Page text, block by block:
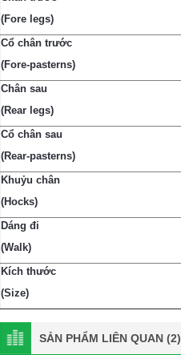
(Fore legs)
Cổ chân trước
(Fore-pasterns)
Chân sau
(Rear legs)
Cổ chân sau
(Rear-pasterns)
Khuỷu chân
(Hocks)
Dáng đi
(Walk)
Kích thước
(Size)
SẢN PHẨM LIÊN QUAN (2)